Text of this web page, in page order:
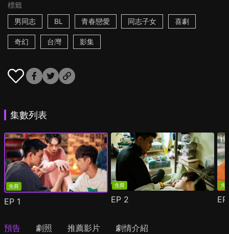
標籤
男同志
BL 青春戀愛 同志子女 喜劇
奇幻 台灣 影集
集數列表
免費
EP 1
免費
EP 2
免
預告 劇照 推薦影片 劇情介紹